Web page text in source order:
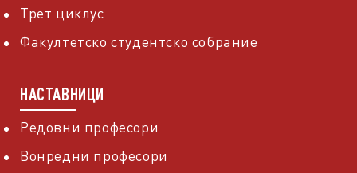
Трет циклус
Факултетско студентско собрание
НАСТАВНИЦИ
Редовни професори
Вонредни професори